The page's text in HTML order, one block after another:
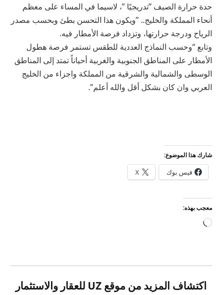
حدة حرارة الصيف ”تدريجيًا ”، لاسيما في المساء على معظم
أنحاء المملكة والخليج.. ”ويكون هذا التحسن بطئ وبحسب مصدر
الرياح ودرجة حرارتها، وتزداد فرصة الأمطار فيه.
وتابع “وحسب النماذج العددية للطقس تستمر فرصة هطول
الأمطار على المناطق الجنوبية والغربية أحياناً تمتد إلى المناطق
الوسطى والشمالية والشرقية من المملكة واجزاء من الخليج
العربي وان كان بشكل أقل والله أعلم”.
شارك هذا الموضوع:
فيس بوك X
معجب بهذه:
جاري
اكتشاف المزيد من موقع UZ للعقار والاستثمار